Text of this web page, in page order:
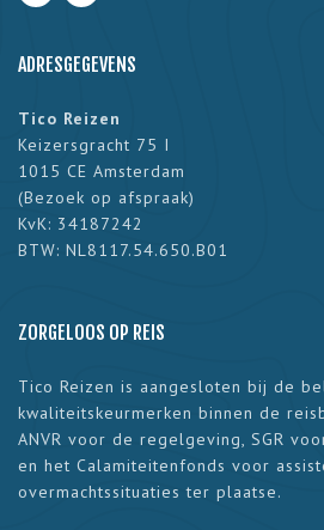
ADRESGEGEVENS
Tico Reizen
Keizersgracht 75 I
1015 CE Amsterdam
(Bezoek op afspraak)
KvK: 34187242
BTW: NL8117.54.650.B01
ZORGELOOS OP REIS
Tico Reizen is aangesloten bij de
kwaliteitskeurmerken binnen de
ANVR voor de regelgeving, SGR
en het Calamiteitenfonds voor
overmachtssituaties ter plaatse.